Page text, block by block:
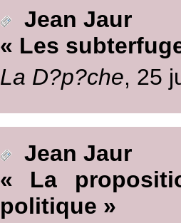
Jean Jaur
« Les
La D?p?che, 25
Jean Jaur
« La
politique »